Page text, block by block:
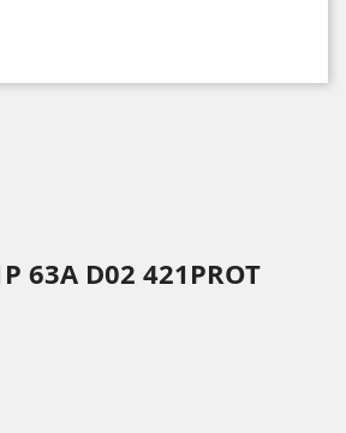
63A D02 421PROT